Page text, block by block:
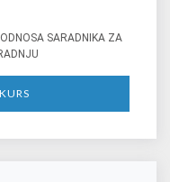
SARADNIKA ZA